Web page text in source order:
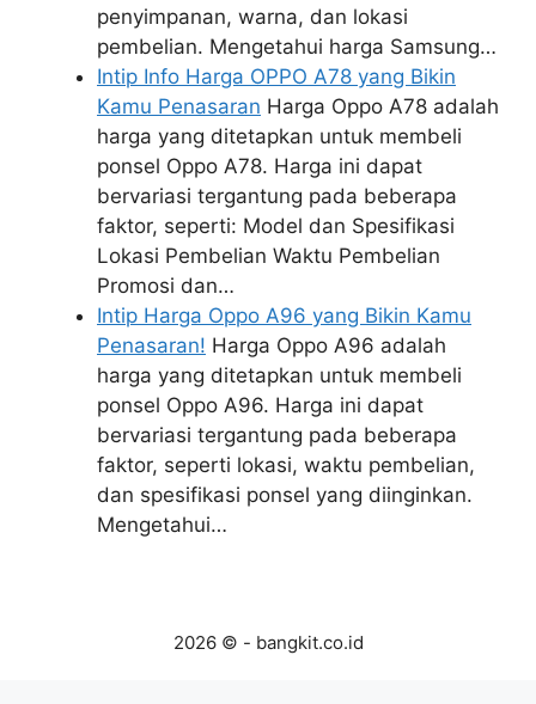
penyimpanan, warna, dan lokasi
pembelian. Mengetahui harga Samsung…
Intip Info Harga OPPO A78 yang Bikin
Kamu Penasaran Harga Oppo A78 adalah
harga yang ditetapkan untuk membeli
ponsel Oppo A78. Harga ini dapat
bervariasi tergantung pada beberapa
faktor, seperti: Model dan Spesifikasi
Lokasi Pembelian Waktu Pembelian
Promosi dan…
Intip Harga Oppo A96 yang Bikin Kamu
Penasaran! Harga Oppo A96 adalah
harga yang ditetapkan untuk membeli
ponsel Oppo A96. Harga ini dapat
bervariasi tergantung pada beberapa
faktor, seperti lokasi, waktu pembelian,
dan spesifikasi ponsel yang diinginkan.
Mengetahui…
2026 © - bangkit.co.id